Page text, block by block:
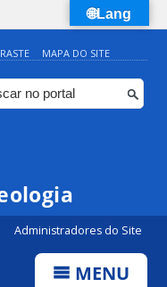
Simplifique!
Comunica BR
Participe
Canais
MAPA DO SITE
Administradores do Site
MENU
🌐Lang